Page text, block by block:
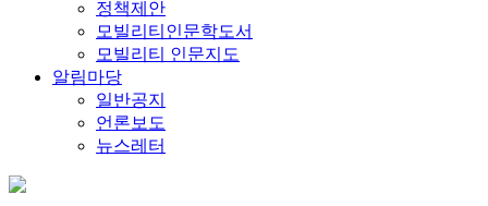
정책제안
모빌리티인문학도서
모빌리티 인문지도
알림마당
일반공지
언론보도
뉴스레터